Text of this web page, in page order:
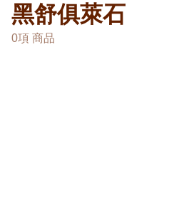
黑舒俱萊石
0項 商品